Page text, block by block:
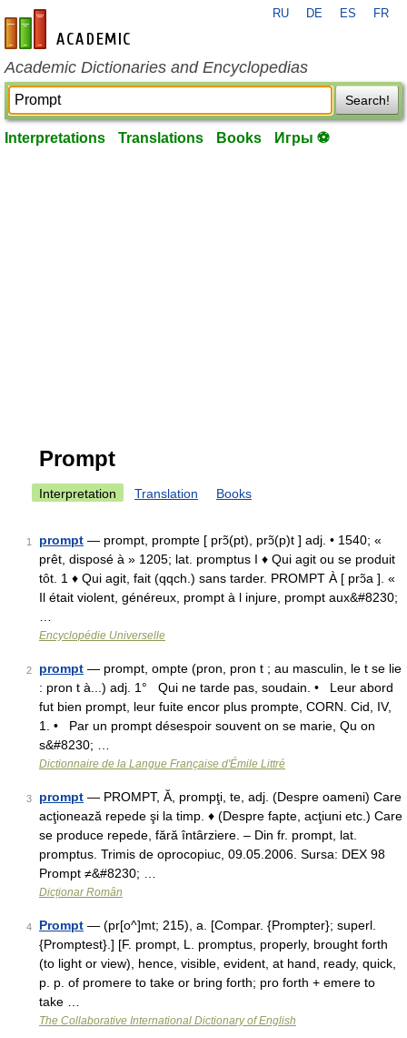
en-academic.com
RU DE ES FR
Academic Dictionaries and Encyclopedias
Search!
Interpretations Translations Books Игры ⚽
Prompt
Interpretation Translation Books
1 prompt — prompt, prompte [ prɔ̃(pt), prɔ̃(p)t ] adj. • 1540; «
prêt, disposé à » 1205; lat. promptus I ♦ Qui agit ou se produit
tôt. 1 ♦ Qui agit, fait (qqch.) sans tarder. PROMPT À [ prɔ̃a ]. «
Il était violent, généreux, prompt à l injure, prompt aux&#8230;
Encyclopédie Universelle
2 prompt — prompt, ompte (pron, pron t ; au masculin, le t se lie
: pron t à...) adj. 1° Qui ne tarde pas, soudain. • Leur abord
fut bien prompt, leur fuite encor plus prompte, CORN. Cid, IV,
1. • Par un prompt désespoir souvent on se marie, Qu on
s&#8230; …
Dictionnaire de la Langue Française d'Émile Littré
3 prompt — PROMPT, Ă, prompţi, te, adj. (Despre oameni) Care
acţionează repede şi la timp. ♦ (Despre fapte, acţiuni etc.) Care
se produce repede, fără întârziere. – Din fr. prompt, lat.
promptus. Trimis de oprocopiuc, 09.05.2006. Sursa: DEX 98
Prompt ≠&#8230; …
Dicționar Român
4 Prompt — (pr[o^]mt; 215), a. [Compar. {Prompter}; superl.
{Promptest}.] [F. prompt, L. promptus, properly, brought forth
(to light or view), hence, visible, evident, at hand, ready, quick,
p. p. of promere to take or bring forth; pro forth + emere to
take …
The Collaborative International Dictionary of English